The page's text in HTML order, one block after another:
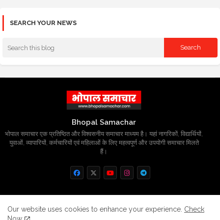
SEARCH YOUR NEWS
Bhopal Samachar
भोपाल समाचार एक प्रतिष्ठित और विश्वसनीय समाचार माध्यम है। यहां नागरिकों, विद्यार्थियों,
युवाओं, व्यापारियों, कर्मचारियों एवं महिलाओं के लिए महत्वपूर्ण और उपयोगी समाचार मिलते
हैं।
Home About Contact us Privacy Policy
Our website uses cookies to enhance your experience. Check